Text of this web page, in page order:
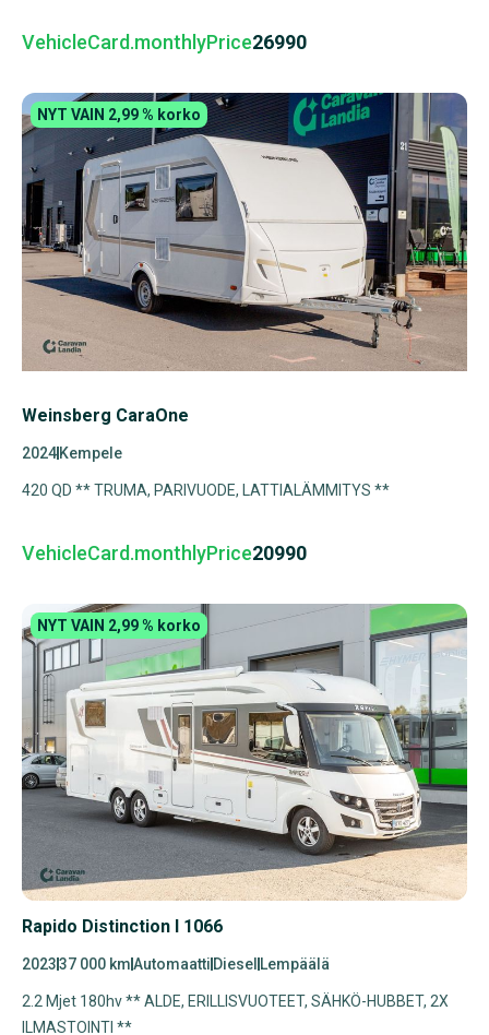
VehicleCard.monthlyPrice26990
NYT VAIN 2,99 % korko
Weinsberg CaraOne
2024 Kempele
420 QD ** TRUMA, PARIVUODE, LATTIALÄMMITYS **
VehicleCard.monthlyPrice20990
NYT VAIN 2,99 % korko
Rapido Distinction I 1066
202337 000 kmAutomaatti Diesel Lempäälä
2.2 Mjet 180hv ** ALDE, ERILLISVUOTEET, SÄHKÖ-HUBBET, 2X
ILMASTOINTI **